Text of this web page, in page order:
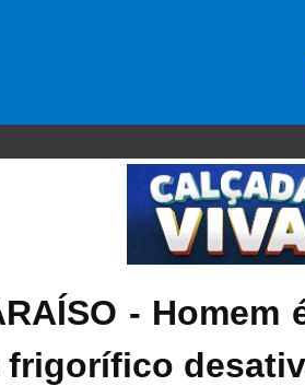
-
frigorífico